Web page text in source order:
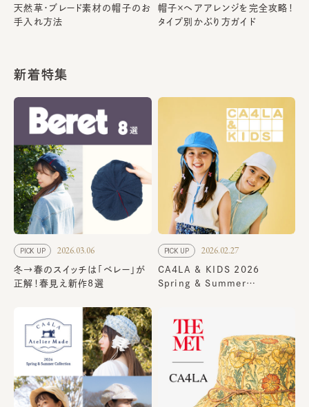
天然草・ブレード素材の帽子のお
手入れ方法
帽子×ヘアアレンジを完全攻略！
タイプ別かぶり方ガイド
新着特集
PICK UP 2026.03.06
冬→春のスイッチは「ベレー」が
正解！春見え新作8選
PICK UP 2026.02.27
CA4LA & KIDS 2026
Spring & Summer